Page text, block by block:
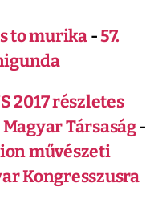
to murika-57.
2017 részletes
Társaság-
művészeti
Kongresszusra